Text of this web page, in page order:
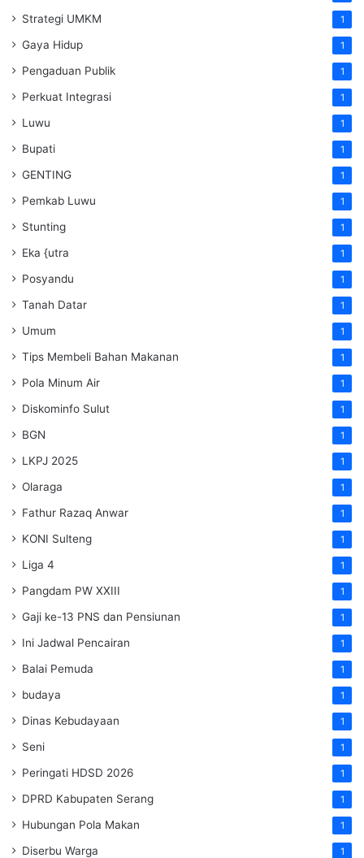
Strategi UMKM 1
Gaya Hidup 1
Pengaduan Publik 1
Perkuat Integrasi 1
Luwu 1
Bupati 1
GENTING 1
Pemkab Luwu 1
Stunting 1
Eka {utra 1
Posyandu 1
Tanah Datar 1
Umum 1
Tips Membeli Bahan Makanan 1
Pola Minum Air 1
Diskominfo Sulut 1
BGN 1
LKPJ 2025 1
Olaraga 1
Fathur Razaq Anwar 1
KONI Sulteng 1
Liga 4 1
Pangdam PW XXIII 1
Gaji ke-13 PNS dan Pensiunan 1
Ini Jadwal Pencairan 1
Balai Pemuda 1
budaya 1
Dinas Kebudayaan 1
Seni 1
Peringati HDSD 2026 1
DPRD Kabupaten Serang 1
Hubungan Pola Makan 1
Diserbu Warga 1